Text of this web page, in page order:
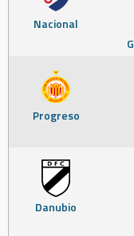
Nacional
Progreso
Danubio